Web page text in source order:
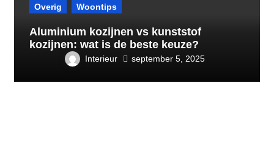
Overig Woontips
Aluminium kozijnen vs kunststof
kozijnen: wat is de beste keuze?
Interieur september 5, 2025